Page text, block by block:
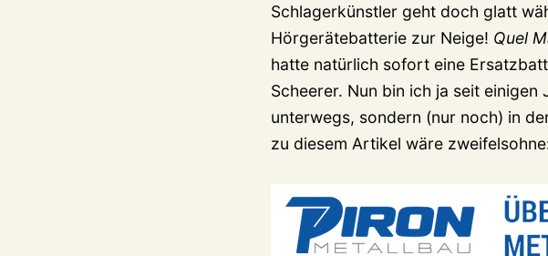
Schlagerkünstler geht doch glatt
Hörgerätebatterie zur Neige! Quel
hatte natürlich sofort eine
Scheerer. Nun bin ich ja seit
unterwegs, sondern (nur noch) in
zu diesem Artikel wäre